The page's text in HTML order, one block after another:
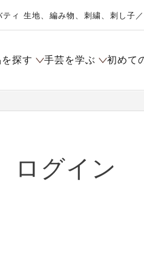
ティ 生地、編み物、刺繍、刺し子／
探す 手芸を学ぶ 初めて
ログイン